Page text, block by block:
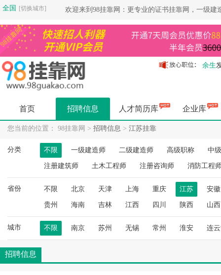
全国 [切换城市] 欢迎来到98挂靠网：更专业的证书挂靠网，一级建
余生
余生
余生
杨健
杨健
空城
杨健
空城
空城
空城
杨健
首页 招聘信息 人才简历库 企业库
您当前的位置： 98挂靠网 > 招聘信息 > 江苏挂靠
分类 不限 一级建造师 二级建造师 高级职称 中
注册建筑师 土木工程师 注册咨询师 消防工程
省份 不限 北京 天津 上海 重庆 江苏 安徽
贵州 海南 吉林 江西 四川 陕西 山西
城市 不限 南京 苏州 无锡 常州 淮安 连
招聘信息